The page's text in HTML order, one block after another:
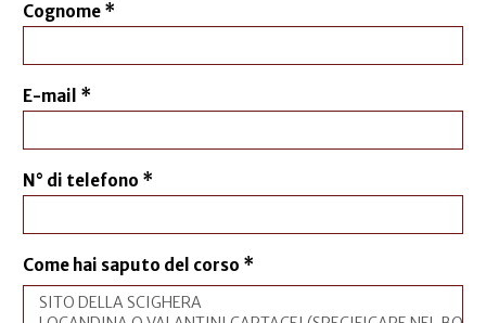
Cognome *
E-mail *
N° di telefono *
Come hai saputo del corso *